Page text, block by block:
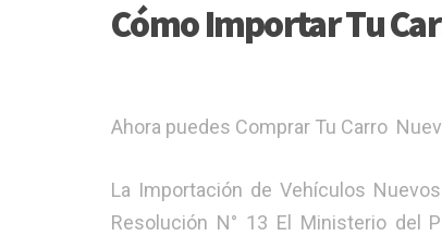
Cómo Importar Tu
Ahora puedes Comprar Tu Carro
La Importación de Vehículos
Resolución N° 13 El Ministerio del